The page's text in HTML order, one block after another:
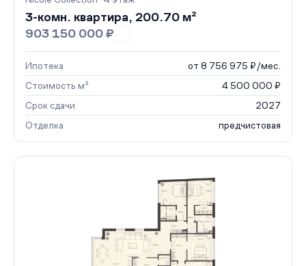
3-комн. квартира, 200.70 м²
903 150 000 ₽
Ипотека
от 8 756 975 ₽/мес.
Стоимость м²
4 500 000 ₽
Срок сдачи
2027
Отделка
предчистовая